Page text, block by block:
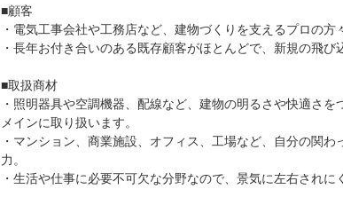
■顧客
・電気工事会社や工務店など、建物づくりを支えるプロの方
・長年お付き合いのある既存顧客がほとんどで、新規の飛び
■取扱商材
・照明器具や空調機器、配線など、建物の明るさや快適さ
メインに取り扱います。
・マンション、商業施設、オフィス、工場など、自分の関
力。
・生活や仕事に必要不可欠な分野なので、景気に左右されに